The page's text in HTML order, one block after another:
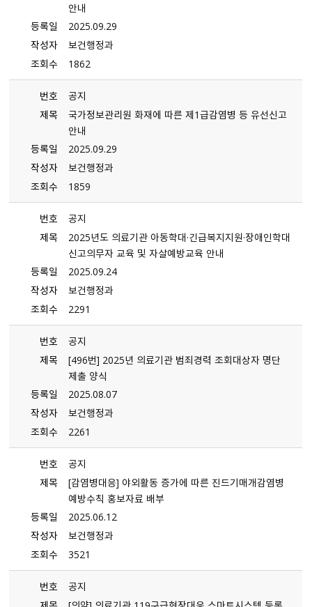
안내
등록일
2025.09.29
작성자
보건행정과
조회수
1862
번호
공지
제목
국가정보관리원 화재에 따른 제1급감염병 등 유선신고
안내
등록일
2025.09.29
작성자
보건행정과
조회수
1859
번호
공지
제목
2025년도 의료기관 아동학대·긴급복지지원·장애인학대
신고의무자 교육 및 자살예방교육 안내
등록일
2025.09.24
작성자
보건행정과
조회수
2291
번호
공지
제목
[496번] 2025년 의료기관 범죄경력 조회대상자 명단
제출 양식
등록일
2025.08.07
작성자
보건행정과
조회수
2261
번호
공지
제목
[감염병대응] 야외활동 증가에 따른 진드기매개감염병
예방수칙 홍보자료 배부
등록일
2025.06.12
작성자
보건행정과
조회수
3521
번호
공지